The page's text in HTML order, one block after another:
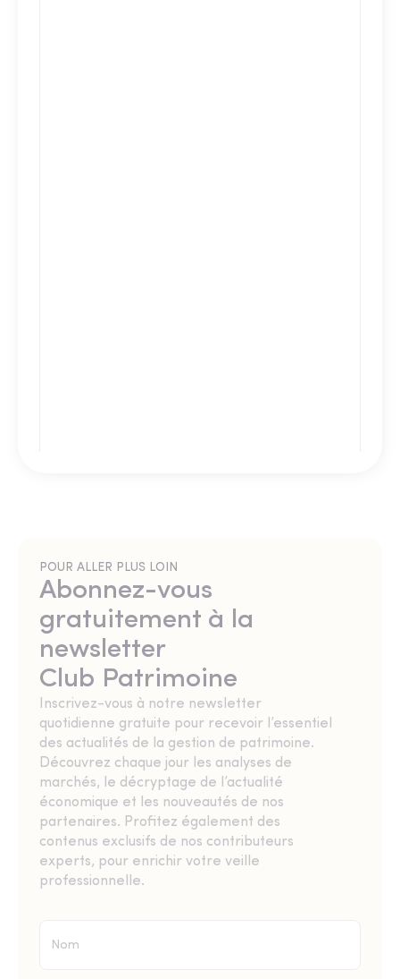
POUR ALLER PLUS LOIN
Abonnez-vous
gratuitement à la
newsletter
Club Patrimoine
Inscrivez-vous à notre newsletter
quotidienne gratuite pour recevoir l’essentiel
des actualités de la gestion de patrimoine.
Découvrez chaque jour les analyses de
marchés, le décryptage de l’actualité
économique et les nouveautés de nos
partenaires. Profitez également des
contenus exclusifs de nos contributeurs
experts, pour enrichir votre veille
professionnelle.